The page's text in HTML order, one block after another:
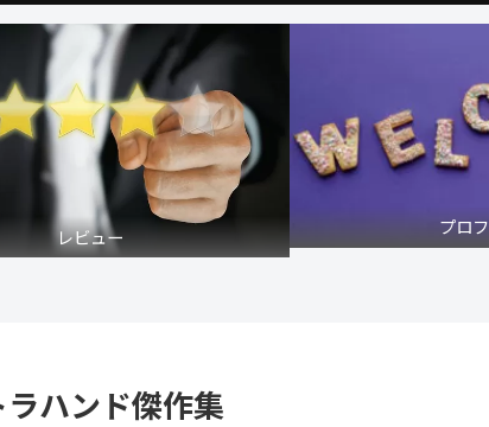
レビュー プロ
ラハンド傑作集